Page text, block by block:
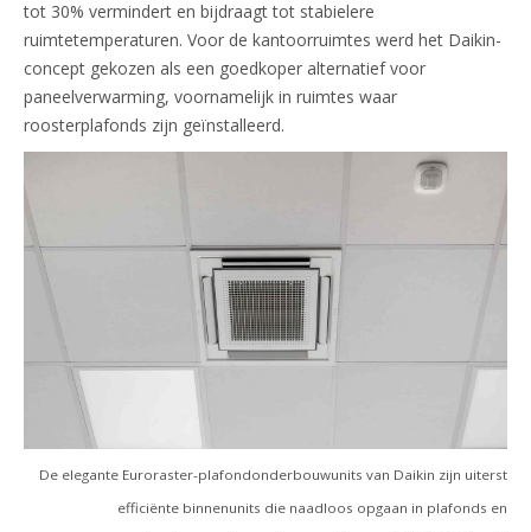
tot 30% vermindert en bijdraagt tot stabielere
ruimtetemperaturen. Voor de kantoorruimtes werd het Daikin-
concept gekozen als een goedkoper alternatief voor
paneelverwarming, voornamelijk in ruimtes waar
roosterplafonds zijn geïnstalleerd.
De elegante Euroraster-plafondonderbouwunits van Daikin zijn uiterst
efficiënte binnenunits die naadloos opgaan in plafonds en